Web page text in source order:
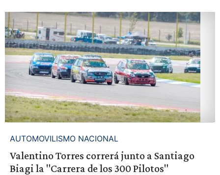
AUTOMOVILISMO NACIONAL
Valentino Torres correrá junto a Santiago
Biagi la "Carrera de los 300 Pilotos"